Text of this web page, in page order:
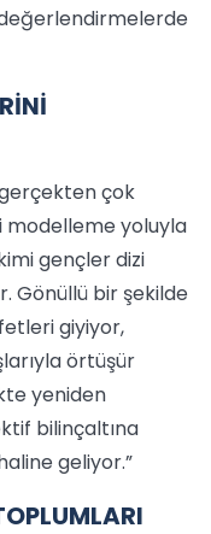
çok
modelleme yoluyla
gençler dizi
Gönüllü bir şekilde
giyiyor,
örtüşür
yeniden
bilinçaltına
geliyor.”